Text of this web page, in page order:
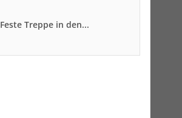
Feste Treppe in den...